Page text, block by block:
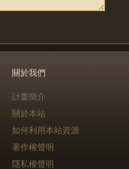
關於我們
計畫簡介
關於本站
如何利用本站資源
著作權聲明
隱私權聲明